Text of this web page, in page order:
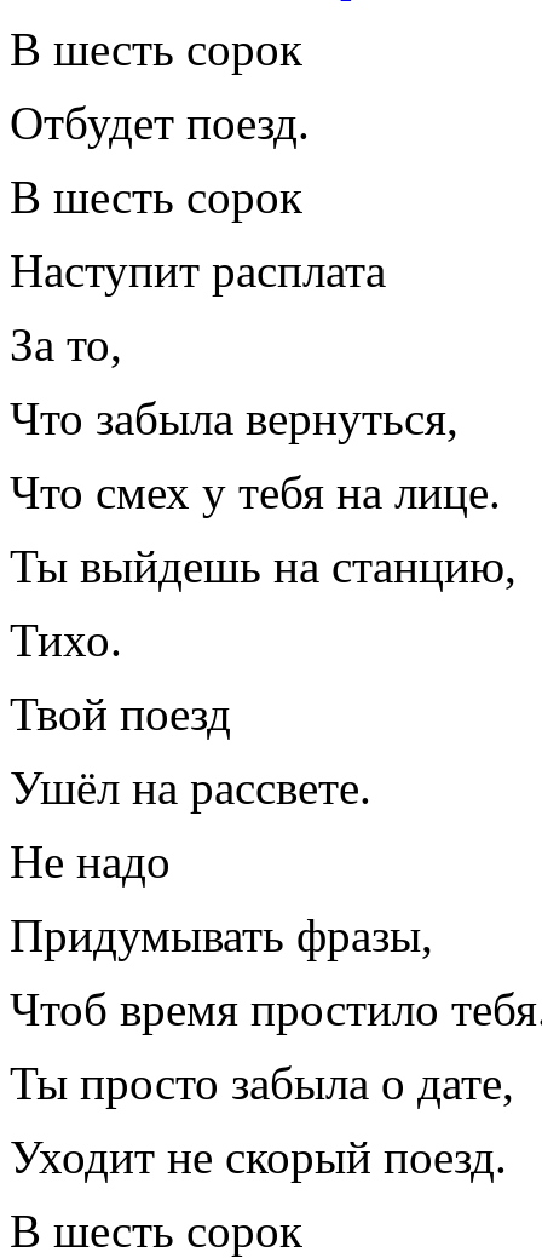
В шесть сорок
Отбудет поезд.
В шесть сорок
Наступит расплата
За то,
Что забыла вернуться,
Что смех у тебя на лице.
Ты выйдешь на станцию,
Тихо.
Твой поезд
Ушёл на рассвете.
Не надо
Придумывать фразы,
Чтоб время простило
Ты просто забыла о дате,
Уходит не скорый поезд.
В шесть сорок